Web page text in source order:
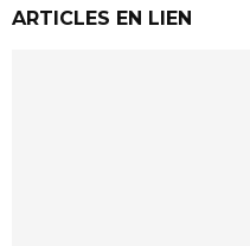
ARTICLES EN LIEN